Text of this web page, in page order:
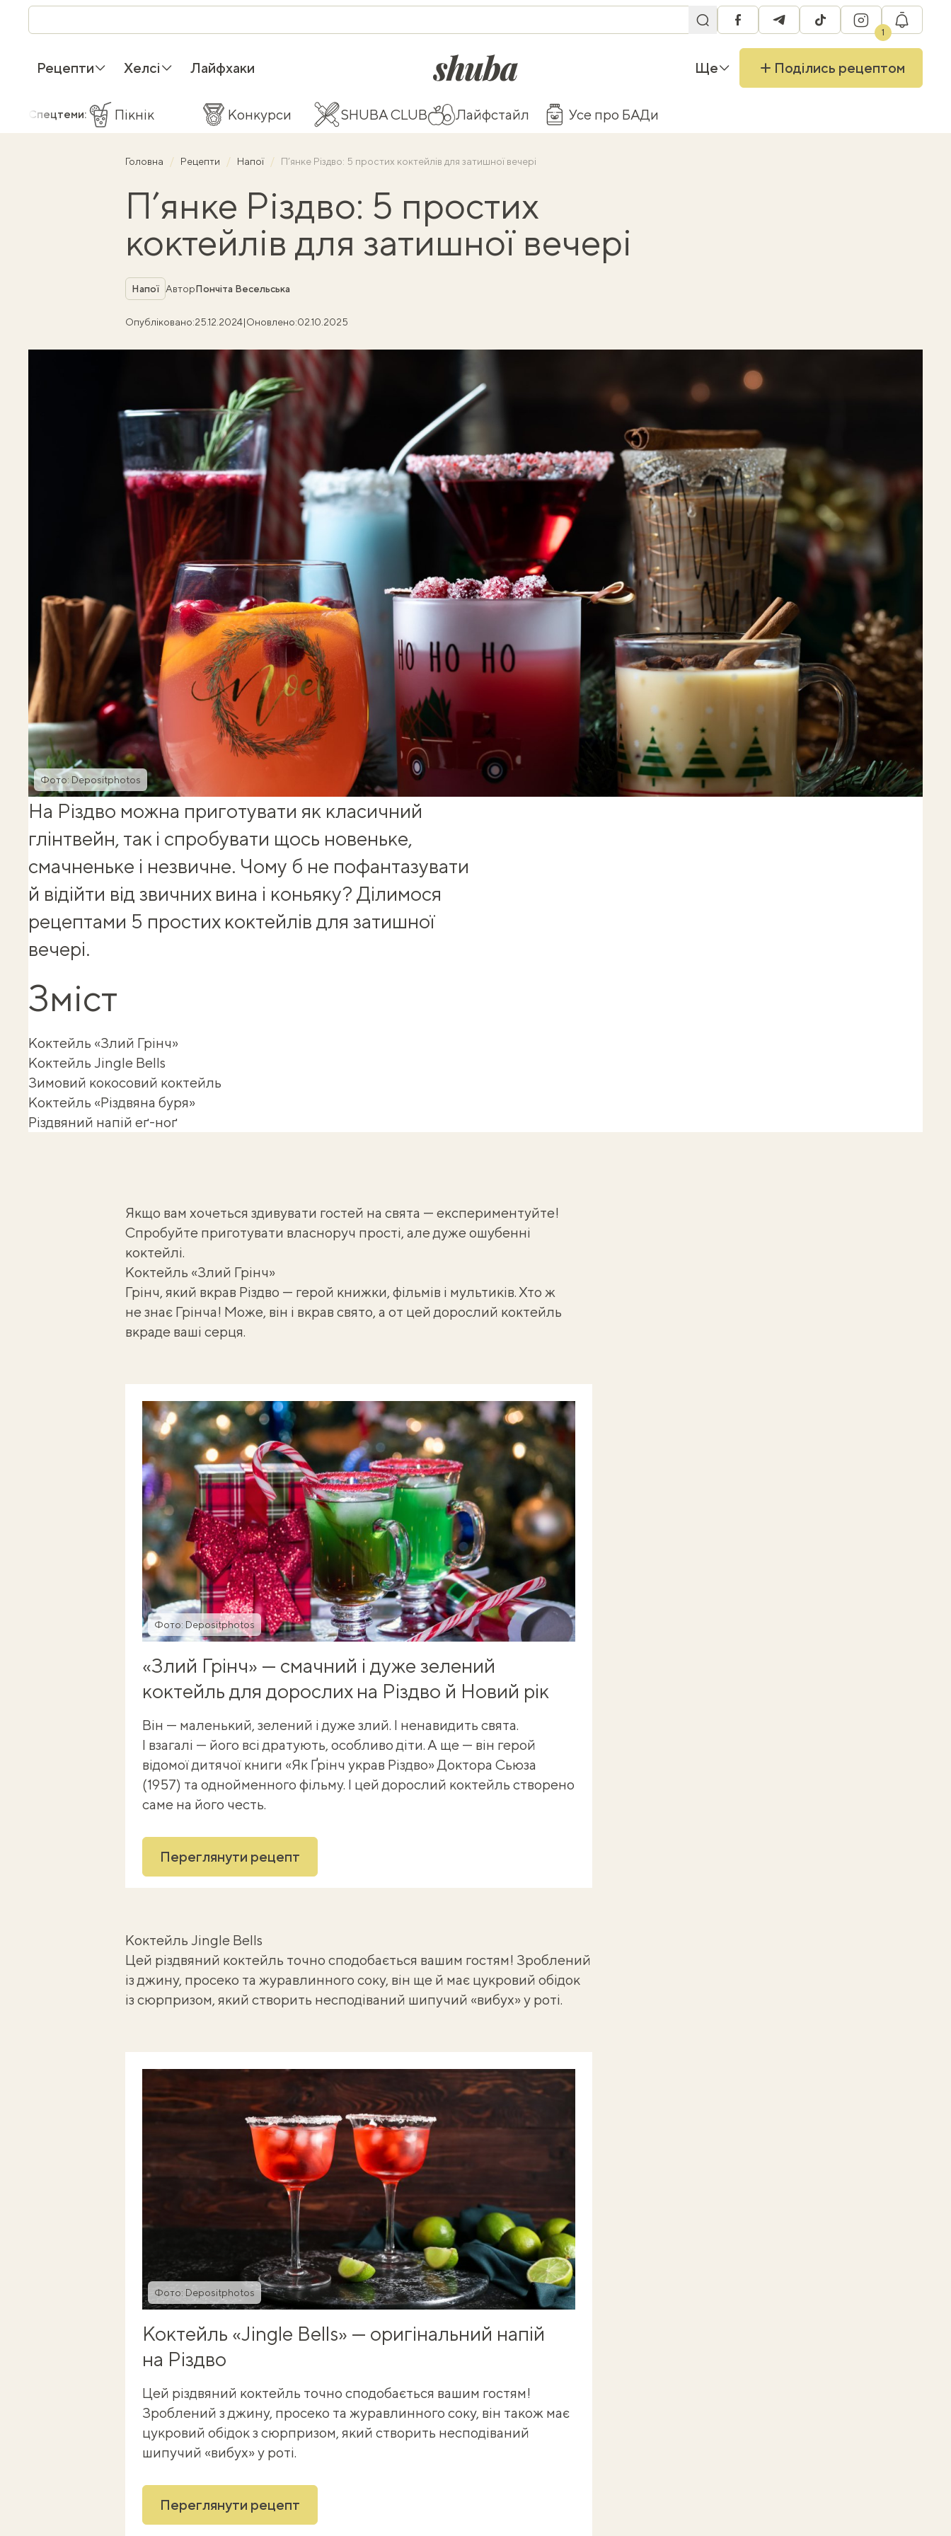
facebooktelegramtiktok instagram
1
Рецепти Хелсі Лайфхаки shuba.life Ще Поділись рецептом
Спецтеми: Пікнік Конкурси SHUBA CLUB Лайфстайл Усе про БАДи
Головна Рецепти Напої П’янке Різдво: 5 простих коктейлів для затишної вечері
П’янке Різдво: 5 простих
коктейлів для затишної вечері
Рубрика
Напої АвторПончіта Весельська
Опубліковано:25.12.2024|Оновлено:02.10.2025
Фото: Depositphotos
На Різдво можна приготувати як класичний
глінтвейн, так і спробувати щось новеньке,
смачненьке і незвичне. Чому б не пофантазувати
й відійти від звичних вина і коньяку? Ділимося
рецептами 5 простих коктейлів для затишної
вечері.
Зміст
Коктейль «Злий Грінч»
Коктейль Jingle Bells
Зимовий кокосовий коктейль
Коктейль «Різдвяна буря»
Різдвяний напій еґ-ноґ
Якщо вам хочеться здивувати гостей на свята — експериментуйте!
Спробуйте приготувати власноруч прості, але дуже ошубенні
коктейлі.
Коктейль «Злий Грінч»
Грінч, який вкрав Різдво — герой книжки, фільмів і мультиків. Хто ж
не знає Грінча! Може, він і вкрав свято, а от цей дорослий коктейль
вкраде ваші серця.
Фото: Depositphotos
«Злий Грінч» — смачний і дуже зелений
коктейль для дорослих на Різдво й Новий рік
Він — маленький, зелений і дуже злий. І ненавидить свята.
І взагалі — його всі дратують, особливо діти. А ще — він герой
відомої дитячої книги «Як Ґрінч украв Різдво» Доктора Сьюза
(1957) та однойменного фільму. І цей дорослий коктейль створено
саме на його честь.
Переглянути рецепт
Коктейль Jingle Bells
Цей різдвяний коктейль точно сподобається вашим гостям! Зроблений
із джину, просеко та журавлинного соку, він ще й має цукровий обідок
із сюрпризом, який створить несподіваний шипучий «вибух» у роті.
Фото: Depositphotos
Коктейль «Jingle Bells» — оригінальний напій
на Різдво
Цей різдвяний коктейль точно сподобається вашим гостям!
Зроблений з джину, просеко та журавлинного соку, він також має
цукровий обідок з сюрпризом, який створить несподіваний
шипучий «вибух» у роті.
Переглянути рецепт